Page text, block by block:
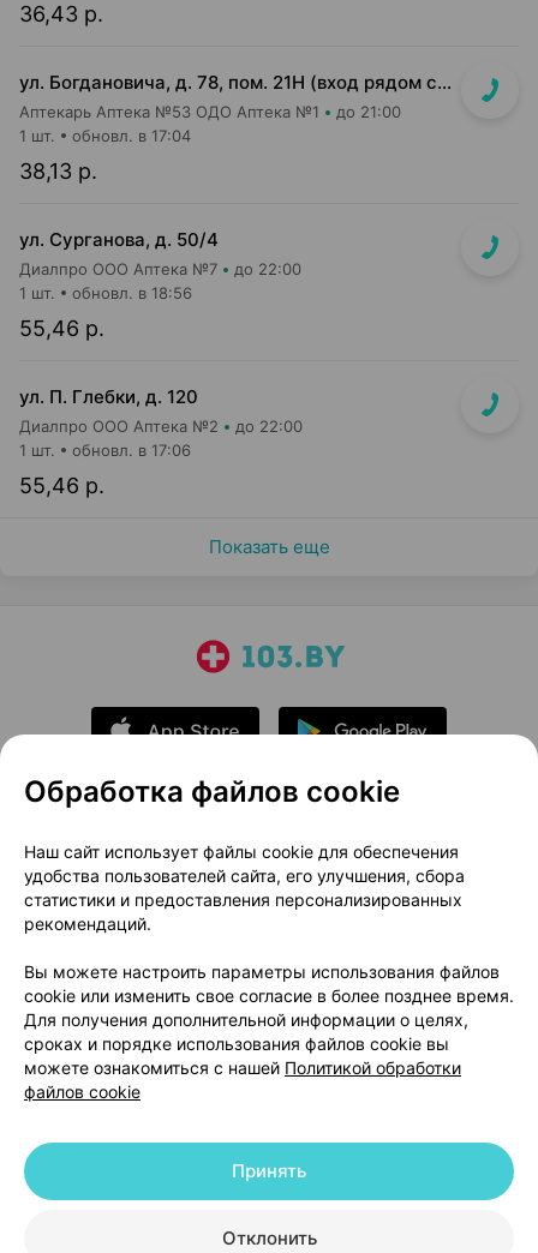
36,43 р.
ул. Богдановича, д. 78, пом. 21Н (вход рядом с аркой)
Аптекарь Аптека №53 ОДО Аптека №1 до 21:00
38,13 р.
1 шт. обновл. в 17:04
ул. Сурганова, д. 50/4
Диалпро ООО Аптека №7 до 22:00
55,46 р.
1 шт. обновл. в 18:56
ул. П. Глебки, д. 120
Диалпро ООО Аптека №2 до 22:00
55,46 р.
1 шт. обновл. в 17:06
Показать еще
О проекте
Новости проекта
Размещение рекламы
Медицинский маркетинг
Публичный договор
Доставка
Способы оплаты
Вакансии
Партнеры
Написать руководителю 103.by
Написать в поддержку
Персональные настройки Cookie
© 2026 ООО «Артокс Лаб», УНП 191700409 | 220012, Республика Беларусь,
+375 291212755
Обработка файлов cookie
Наш сайт использует файлы cookie для обеспечения
удобства пользователей сайта, его улучшения, сбора
статистики и предоставления персонализированных
рекомендаций.
Вы можете настроить параметры использования файлов
cookie или изменить свое согласие в более позднее время.
Для получения дополнительной информации о целях,
сроках и порядке использования файлов cookie вы
можете ознакомиться с нашей Политикой обработки
файлов cookie
Отклонить
Принять